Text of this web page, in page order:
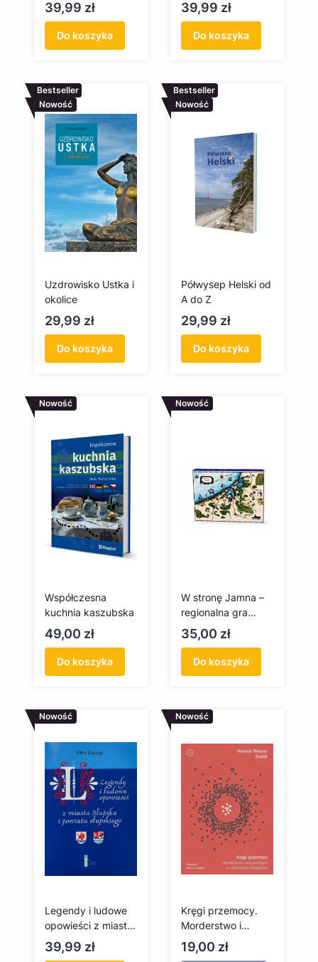
Cena
39,99 zł
Do koszyka
Joanna
Kruszewska,
Krzysztof
Cena
39,99 zł
Do koszyka
Bestseller
Nowość
Uzdrowisko Ustka i
okolice
Cena
29,99 zł
Do koszyka
Bestseller
Nowość
Półwysep Helski od
A do Z
Cena
29,99 zł
Do koszyka
Nowość
Współczesna
kuchnia kaszubska
Cena
49,00 zł
Do koszyka
Nowość
W stronę Jamna –
regionalna gra
planszowa Muzeum
w Koszalinie
Cena
35,00 zł
Do koszyka
Nowość
Legendy i ludowe
opowieści z miasta
Słupska i powiatu
słupskiego
Cena
39,99 zł
Nowość
Kręgi przemocy.
Morderstwo i
antysemityzm w
niemieckim
Cena
19,00 zł